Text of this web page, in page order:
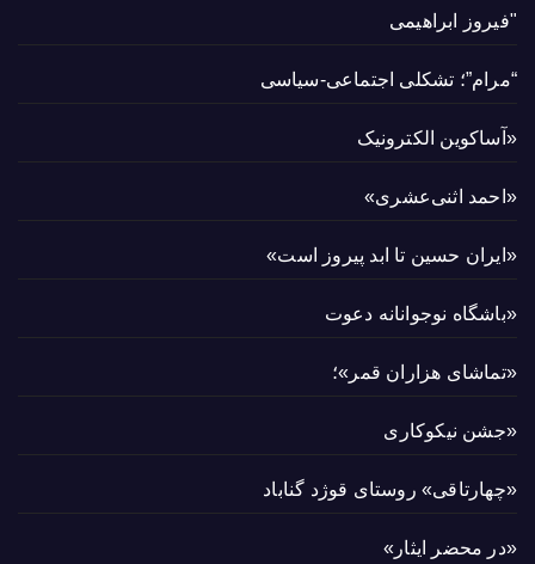
"فیروز ابراهیمی
“مرام”؛ تشکلی اجتماعی-سیاسی
«آساکوین الکترونیک
«احمد اثنی‌عشری»
«ایران حسین تا ابد پیروز است»
«باشگاه نوجوانانه دعوت
«تماشای هزاران قمر»؛
«جشن نیکوکاری
«چهارتاقی» روستای قوژد گناباد
«در محضر ایثار»